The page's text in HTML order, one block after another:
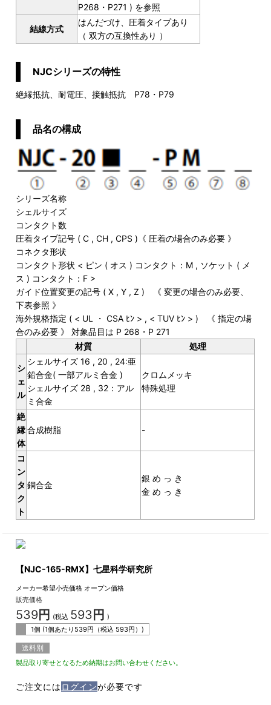
P268・P271 ) を参照
結線方式
はんだづけ、圧着タイプあり
（ 双方の互換性あり ）
NJCシリーズの特性
絶縁抵抗、耐電圧、接触抵抗 P78・P79
品名の構成
シリーズ名称
シェルサイズ
コンタクト数
圧着タイプ記号 ( C , CH , CPS )《 圧着の場合のみ必要 》
コネクタ形状
コンタクト形状 < ピン ( オス ) コンタクト：M , ソケット ( メ
ス ) コンタクト：F >
ガイド位置変更の記号 ( X , Y , Z ) 《 変更の場合のみ必要、
下表参照 》
海外規格指定 ( < UL ・ CSA ﾋﾝ > , < TUV ﾋﾝ > ) 《 指定の場
合のみ必要 》 対象品目は P 268・P 271
材質
処理
シ
ェ
ル
シェルサイズ 16 , 20 , 24:亜
鉛合金( 一部アルミ合金 )
シェルサイズ 28 , 32：アル
ミ合金
クロムメッキ
特殊処理
絶
縁
体
合成樹脂 -
コ
ン
タ
ク
ト
銅合金
銀 め っ き
金 め っ き
【NJC-165-RMX】七星科学研究所
メーカー希望小売価格 オープン価格
販売価格
539円 (税込 593 円 )
1個 (1個あたり 539円（税込 593円）)
送料別
製品取り寄せとなるため納期はお問い合わせください。
ご注文には ログインが必要です